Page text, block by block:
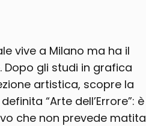
vive a Milano ma ha il
Dopo gli studi in grafica
artistica, scopre la
“Arte dell’Errore”: è
che non prevede matita